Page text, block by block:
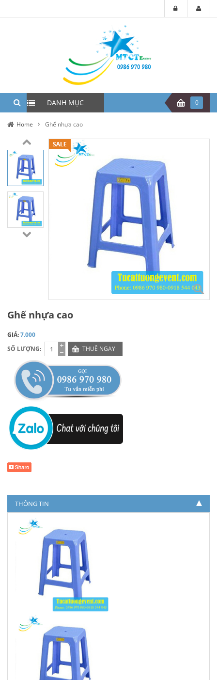
DANH MỤC 0
Home Ghế nhựa cao
Ghế nhựa cao
GIÁ:7.000
SỐ LƯỢNG:
THUÊ NGAY
THÔNG TIN